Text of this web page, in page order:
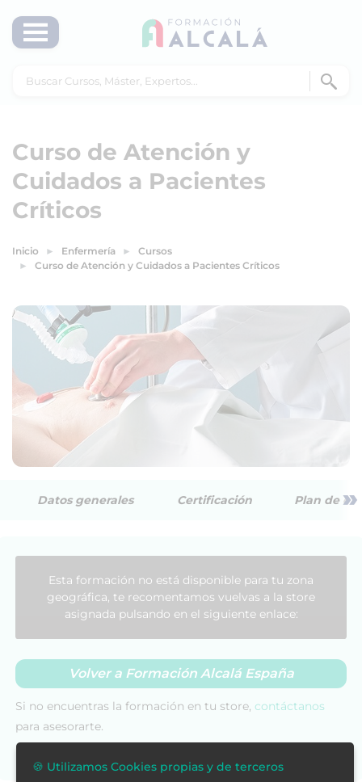
Curso de Atención y
Cuidados a Pacientes
Críticos
Inicio Enfermería
Cursos
Curso de Atención y Cuidados a Pacientes Críticos
Datos generales Certificación Plan de »
Esta formación no está disponible para tu zona
geográfica, te recomentamos vuelvas a la store
asignada pulsando en el siguiente enlace:
Volver a Formación Alcalá España
Si no encuentras la formación en tu store, contáctanos
para asesorarte.
🍪 Utilizamos Cookies propias y de terceros